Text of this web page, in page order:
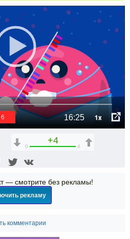
16:25 1x
6
+4
0 4
— смотрите без рекламы!
рекламу
комментарии